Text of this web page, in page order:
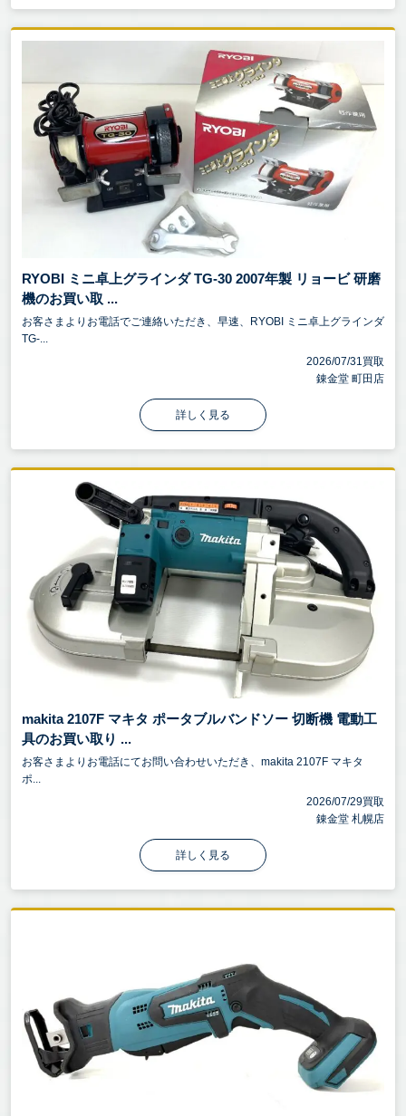
RYOBI ミニ卓上グラインダ TG-30 2007年製 リョービ 研磨
機のお買い取 ...
お客さまよりお電話でご連絡いただき、早速、RYOBI ミニ卓上グラインダ
TG-...
2026/07/31買取
錬金堂 町田店
詳しく見る
makita 2107F マキタ ポータブルバンドソー 切断機 電動工
具のお買い取り ...
お客さまよりお電話にてお問い合わせいただき、makita 2107F マキタ
ポ...
2026/07/29買取
錬金堂 札幌店
詳しく見る